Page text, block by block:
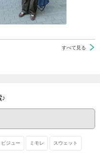
すべて見る
ビジュー ミモレ スウェット